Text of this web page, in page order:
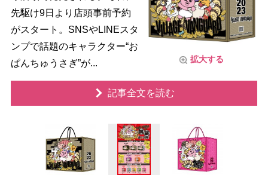
拡大する
先駆け9日より店頭事前予約
がスタート。SNSやLINEスタ
ンプで話題のキャラクター“お
ぱんちゅうさぎ”が...
記事全文を読む